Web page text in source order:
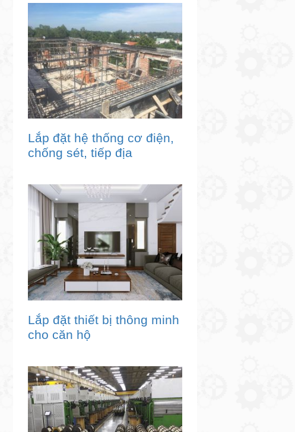
Lắp đặt hệ thống cơ điện,
chống sét, tiếp địa
Lắp đặt thiết bị thông minh
cho căn hộ